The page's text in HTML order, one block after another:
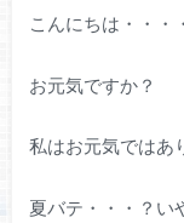
こんにちは・・・
お元気ですか？
私はお元気ではあ
夏バテ・・・？い